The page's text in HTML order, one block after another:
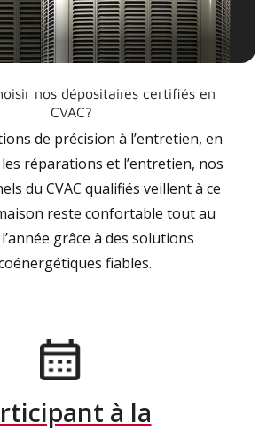
nos dépositaires certifiés en
CVAC?
de précision à l’entretien, en
réparations et l’entretien, nos
du CVAC qualifiés veillent à ce
reste confortable tout au
grâce à des solutions
fiables.
à la